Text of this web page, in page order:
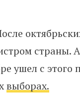
страны.
ушел с этого
выборах.